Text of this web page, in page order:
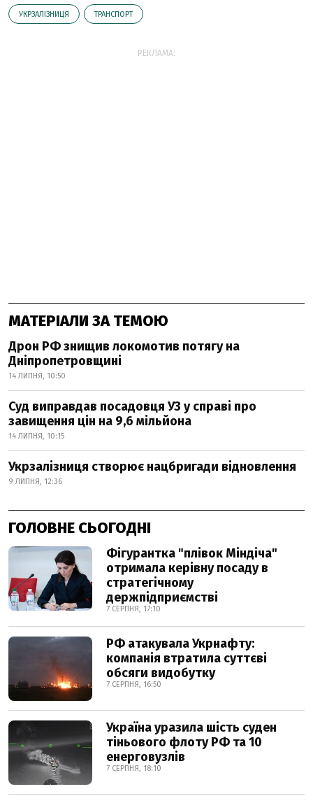
УКРЗАЛІЗНИЦЯ ТРАНСПОРТ
РЕКЛАМА:
МАТЕРІАЛИ ЗА ТЕМОЮ
Дрон РФ знищив локомотив потягу на
Дніпропетровщині
14 ЛИПНЯ, 10:50
Суд виправдав посадовця УЗ у справі про
завищення цін на 9,6 мільйона
14 ЛИПНЯ, 10:15
Укрзалізниця створює нацбригади відновлення
9 ЛИПНЯ, 12:36
ГОЛОВНЕ СЬОГОДНІ
Фігурантка "плівок Міндіча"
отримала керівну посаду в
стратегічному
держпідприємстві
7 СЕРПНЯ, 17:10
РФ атакувала Укрнафту:
компанія втратила суттєві
обсяги видобутку
7 СЕРПНЯ, 16:50
Україна уразила шість суден
тіньового флоту РФ та 10
енерговузлів
7 СЕРПНЯ, 18:10